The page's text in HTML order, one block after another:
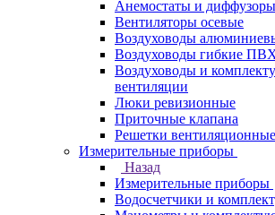
Анемостаты и диффузоры
Вентиляторы осевые
Воздуховоды
Воздуховоды гибкие
Воздуховоды и
вентиляции
Люки ревизионные
Приточные клапана
Решетки вентиляционные
Измерительные приборы
Назад
Измерительные приборы
Водосчетчики и